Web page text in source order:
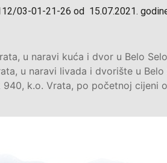
03-01-21-26 od 15.07.2021.
u naravi kuća i dvor u Belo
u naravi livada i dvorište u
940, k.o. Vrata, po početnoj cijeni